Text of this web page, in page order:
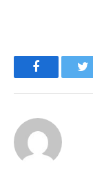
Facebook